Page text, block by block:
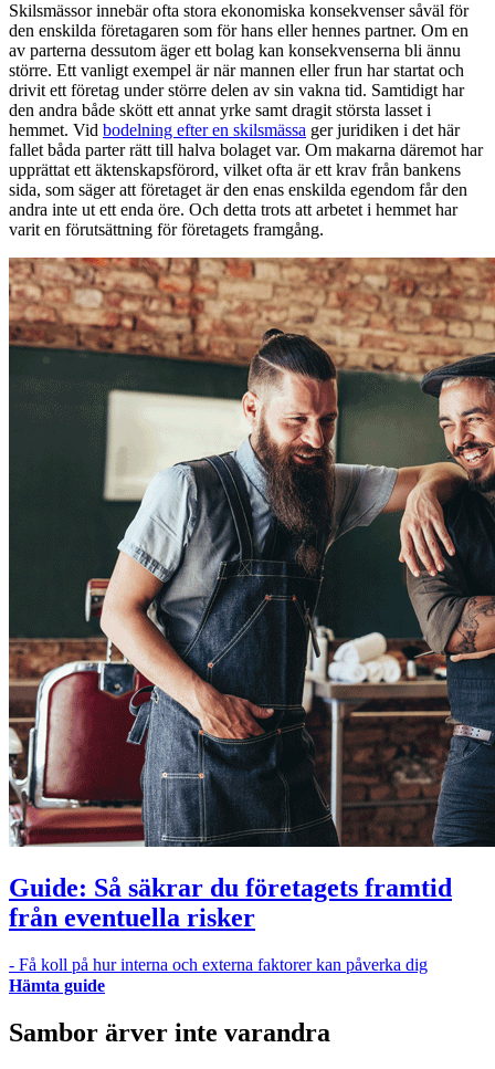
Skilsmässor innebär ofta stora ekonomiska konsekvenser såväl för
den enskilda företagaren som för hans eller hennes partner. Om en
av parterna dessutom äger ett bolag kan konsekvenserna bli ännu
större. Ett vanligt exempel är när mannen eller frun har startat och
drivit ett företag under större delen av sin vakna tid. Samtidigt har
den andra både skött ett annat yrke samt dragit största lasset i
hemmet. Vid bodelning efter en skilsmässa ger juridiken i det här
fallet båda parter rätt till halva bolaget var. Om makarna däremot har
upprättat ett äktenskapsförord, vilket ofta är ett krav från bankens
sida, som säger att företaget är den enas enskilda egendom får den
andra inte ut ett enda öre. Och detta trots att arbetet i hemmet har
varit en förutsättning för företagets framgång.
Guide: Så säkrar du företagets framtid
från eventuella risker
- Få koll på hur interna och externa faktorer kan påverka dig
Hämta guide
Sambor ärver inte varandra